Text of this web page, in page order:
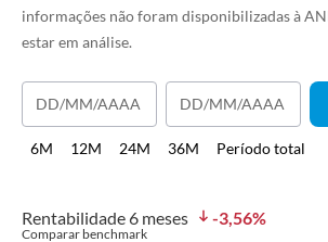
informações não foram disponibilizadas à
estar em análise.
6M 12M 24M 36M Período total
Rentabilidade 6 meses -3,56%
Comparar benchmark